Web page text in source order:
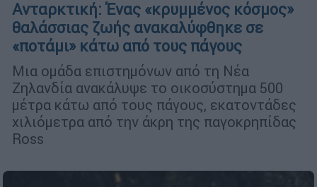
Ανταρκτική: Ένας «κρυμμένος κόσμος»
θαλάσσιας ζωής ανακαλύφθηκε σε
«ποτάμι» κάτω από τους πάγους
Μια ομάδα επιστημόνων από τη Νέα
Ζηλανδία ανακάλυψε το οικοσύστημα 500
μέτρα κάτω από τους πάγους, εκατοντάδες
χιλιόμετρα από την άκρη της παγοκρηπίδας
Ross